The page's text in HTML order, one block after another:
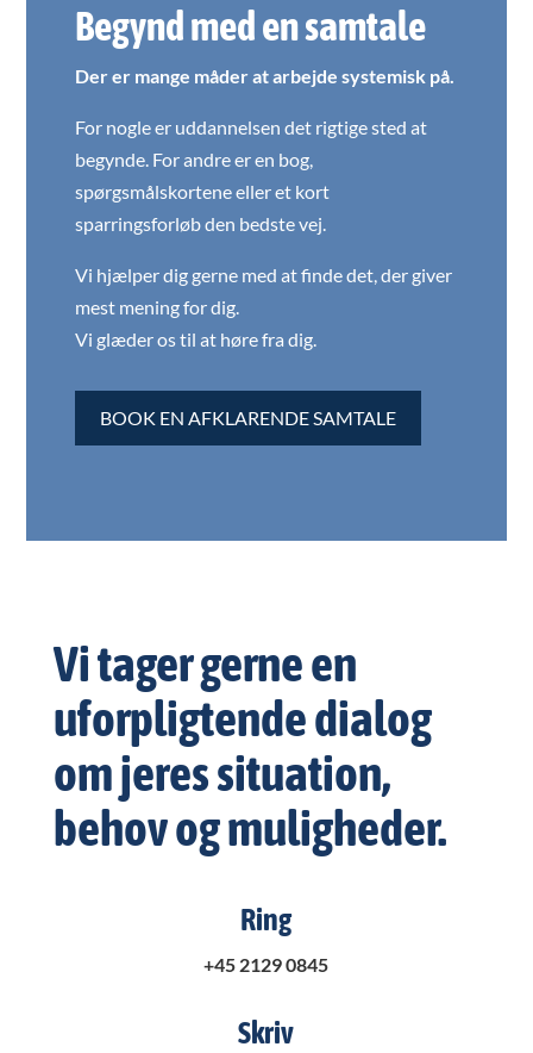
Begynd med en samtale
Der er mange måder at arbejde systemisk på.
For nogle er uddannelsen det rigtige sted at
begynde. For andre er en bog,
spørgsmålskortene eller et kort
sparringsforløb den bedste vej.
Vi hjælper dig gerne med at finde det, der giver
mest mening for dig.
Vi glæder os til at høre fra dig.
BOOK EN AFKLARENDE SAMTALE
Vi tager gerne en
uforpligtende dialog
om jeres situation,
behov og muligheder.
Ring
+45 2129 0845
Skriv